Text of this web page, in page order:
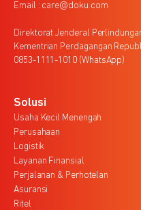
Email : care@doku.com
Direktorat Jenderal
Kementrian Perdagangan
0853-1111-1010 (WhatsApp)
Solusi
Usaha Kecil Menengah
Perusahaan
Logistik
Layanan Finansial
Perjalanan & Perhotelan
Asuransi
Ritel